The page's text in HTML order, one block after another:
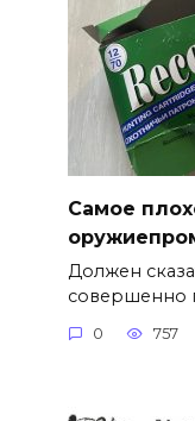
Самое
Должен
совершенно
0 757